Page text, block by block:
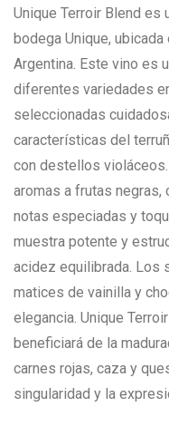
Unique Terroir Blend es
bodega Unique,
Argentina. Este vino es
diferentes variedades
seleccionadas
características del
con destellos
aromas a frutas negras,
notas especiadas y
muestra potente y
acidez equilibrada. Los
matices de vainilla y
elegancia. Unique
beneficiará de la
carnes rojas, caza y
singularidad y la